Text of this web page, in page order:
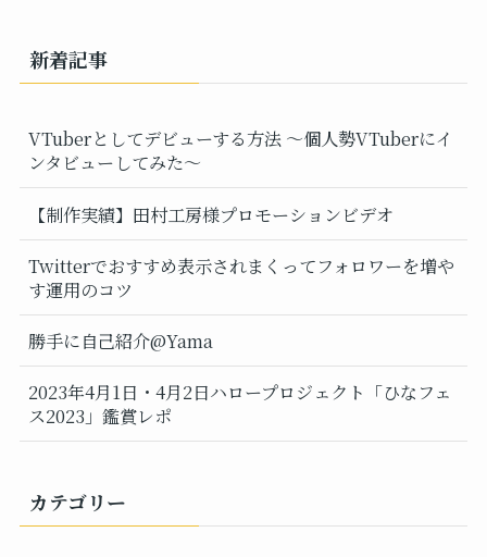
新着記事
VTuberとしてデビューする方法 ～個人勢VTuberにイ
ンタビューしてみた～
【制作実績】田村工房様プロモーションビデオ
Twitterでおすすめ表示されまくってフォロワーを増や
す運用のコツ
勝手に自己紹介@Yama
2023年4月1日・4月2日ハロープロジェクト「ひなフェ
ス2023」鑑賞レポ
カテゴリー